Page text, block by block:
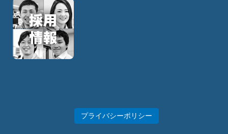
プライバシーポリシー